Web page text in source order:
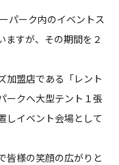
パーク内のイベントス
ますが、その期間を２
加盟店である「レント
ークへ大型テント１張
しイベント会場として
皆様の笑顔の広がりと